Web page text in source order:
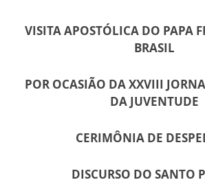
VISITA APOSTÓLICA DO PAPA
BRASIL
POR OCASIÃO DA XXVIII
DA JUVENTUDE
CERIMÔNIA DE
DISCURSO DO SANTO